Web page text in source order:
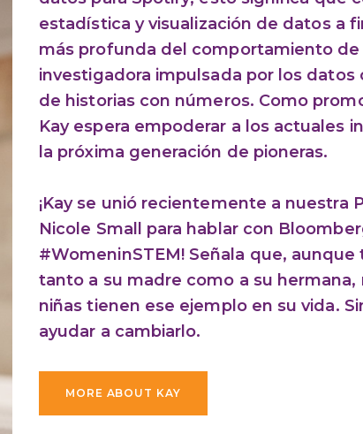
estadística y visualización de datos a
más profunda del comportamiento de
investigadora impulsada por los datos
de historias con números. Como
Kay espera empoderar a los actuales
la próxima generación de pioneras.
¡Kay se unió recientemente a nuestra
Nicole Small para hablar con
#WomeninSTEM! Señala que,
tanto a su madre como a su
niñas tienen ese ejemplo en su vida.
ayudar a cambiarlo.
MORE ABOUT KAY